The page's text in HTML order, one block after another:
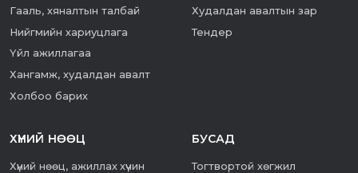
Гааль, хяналтын талбай
Нийгмийн хариуцлага
Үйл ажиллагаа
Хангамж, худалдан авалт
Холбоо барих
Худалдан авалтын зар
Тендер
ХҮНИЙ НӨӨЦ
Хүний нөөц, ажиллах хүчин
БУСАД
Тогтвортой хөгжил